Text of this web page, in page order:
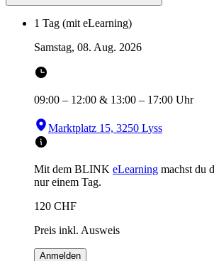
1 Tag (mit eLearning)
Samstag, 08. Aug. 2026
09:00 – 12:00 & 13:00 – 17:00 Uhr
Marktplatz 15, 3250 Lyss
Mit dem BLINK eLearning machst du
nur einem Tag.
120 CHF
Preis inkl. Ausweis
Anmelden